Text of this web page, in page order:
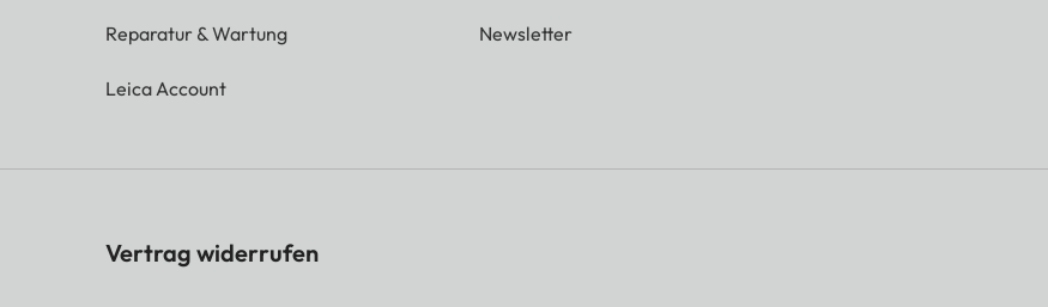
Reparatur & Wartung
Leica Account
Newsletter
Vertrag widerrufen